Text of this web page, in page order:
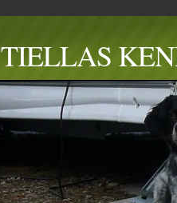
TIELLAS